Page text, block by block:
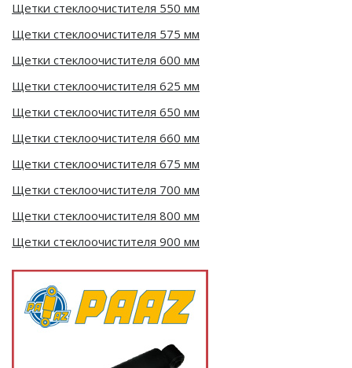
Щетки стеклоочистителя 550 мм
Щетки стеклоочистителя 575 мм
Щетки стеклоочистителя 600 мм
Щетки стеклоочистителя 625 мм
Щетки стеклоочистителя 650 мм
Щетки стеклоочистителя 660 мм
Щетки стеклоочистителя 675 мм
Щетки стеклоочистителя 700 мм
Щетки стеклоочистителя 800 мм
Щетки стеклоочистителя 900 мм